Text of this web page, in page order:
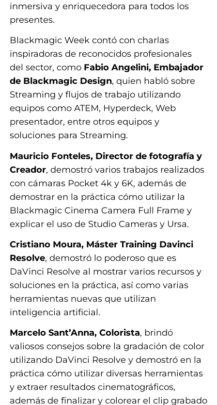
inmersiva y enriquecedora para todos los
presentes.
Blackmagic Week contó con charlas
inspiradoras de reconocidos profesionales
del sector, como Fabio Angelini, Embajador
de Blackmagic Design, quien habló sobre
Streaming y flujos de trabajo utilizando
equipos como ATEM, Hyperdeck, Web
presentador, entre otros equipos y
soluciones para Streaming.
Mauricio Fonteles, Director de fotografía y
Creador, demostró varios trabajos realizados
con cámaras Pocket 4k y 6K, además de
demostrar en la práctica cómo utilizar la
Blackmagic Cinema Camera Full Frame y
explicar el uso de Studio Cameras y Ursa.
Cristiano Moura, Máster Training Davinci
Resolve, demostró lo poderoso que es
DaVinci Resolve al mostrar varios recursos y
soluciones en la práctica, así como varias
herramientas nuevas que utilizan
inteligencia artificial.
Marcelo Sant’Anna, Colorista, brindó
valiosos consejos sobre la gradación de color
utilizando DaVinci Resolve y demostró en la
práctica cómo utilizar diversas herramientas
y extraer resultados cinematográficos,
además de finalizar y colorear el clip grabado